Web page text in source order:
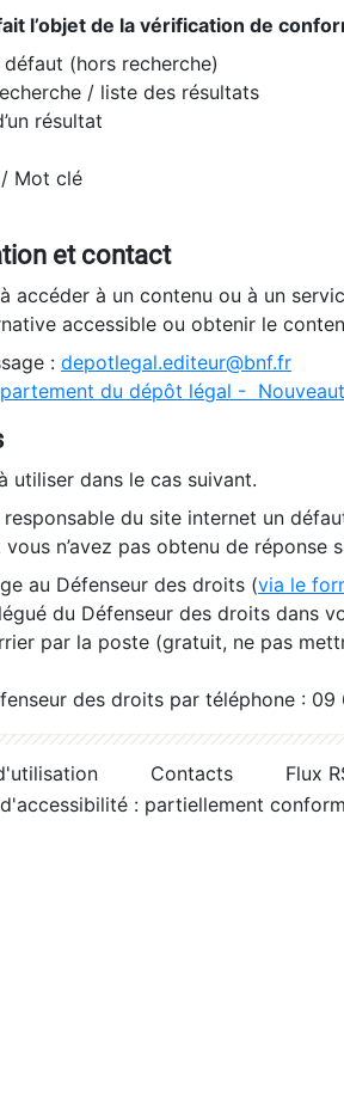
l’objet de la vérification de
défaut (hors recherche)
/ liste des résultats
résultat
/ Mot clé
et contact
à accéder à un contenu ou à un
accessible ou obtenir le
: depotlegal.editeur@bnf.fr
du dépôt légal -
utiliser dans le cas suivant.
du site internet un
n’avez pas obtenu de réponse
au Défenseur des droits (via le
du Défenseur des droits dans
par la poste (gratuit, ne pas
des droits par téléphone :
Contacts
Flux
: partiellement